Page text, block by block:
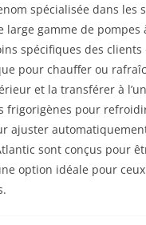
spécialisée dans les
large gamme de
spécifiques des clients
pour chauffer ou
et la transférer à
frigorigènes pour
ajuster
sont conçus pour
option idéale pour